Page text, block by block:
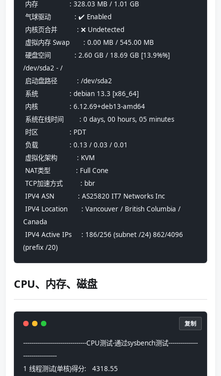
内存                : 328.03 MB / 1.01 GB
气球驱动            : ✔️ Enabled
内核页合并          : ❌ Undetected
虚拟内存 Swap       : 0.00 MB / 545.00 MB
/dev/sda2 - /
启动盘路径          : /dev/sda2
系统                : debian 13.3 [x86_64]
内核                : 6.12.69+deb13-amd64
系统在线时间        : 0 days, 00 hours, 05 minutes
时区                : PDT
负载                : 0.13 / 0.03 / 0.01
虚拟化架构          : KVM
NAT类型             : Full Cone
TCP加速方式         : bbr
IPV4 ASN            : AS25820 IT7 Networks Inc
Canada
(prefix /20)
CPU、内存、磁盘
--------------------------------CPU测试-通过sysbench测试---------------
-----------------
1 线程测试(单核)得分:   4318.55
复制